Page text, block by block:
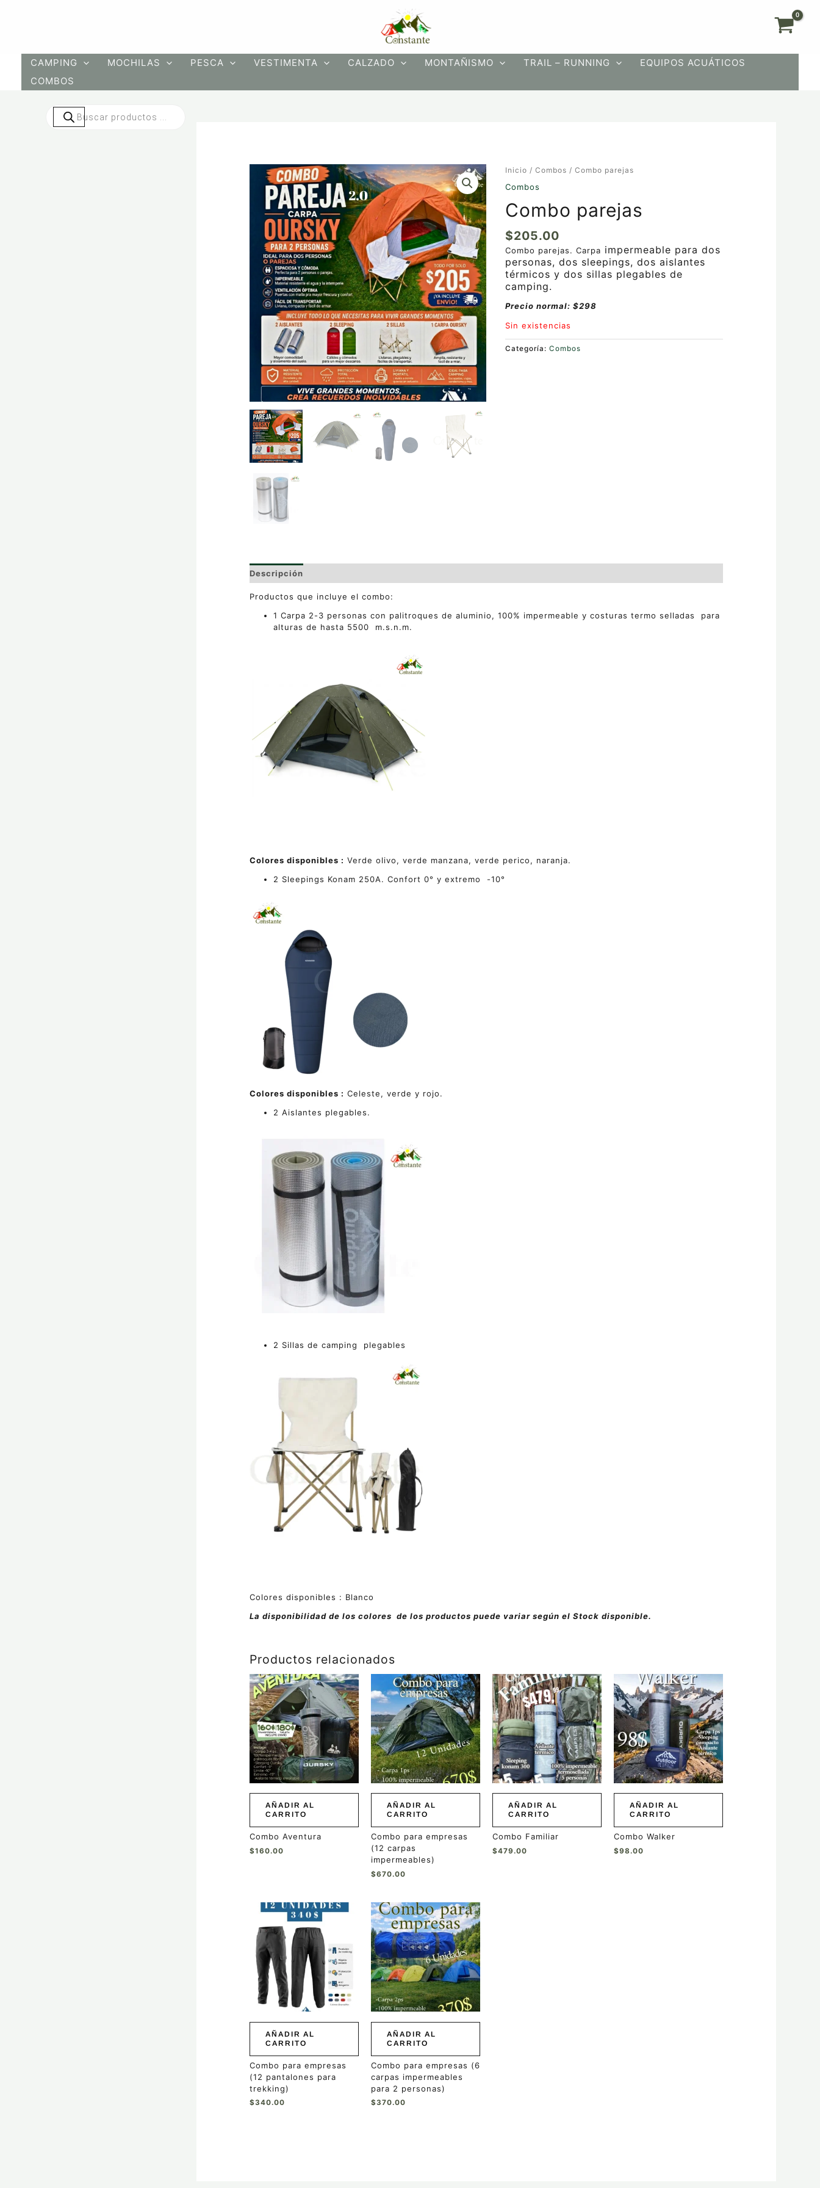
CAMPING MOCHILAS PESCA VESTIMENTA CALZADO MONTAÑISMO TRAIL – RUNNING
EQUIPOS ACUÁTICOS
COMBOS
Búsqueda
productos
Inicio /Combos / Combo parejas
Combos
Combo parejas
$205.00
Combo parejas. Carpa impermeable para dos
personas, dos sleepings, dos aislantes
térmicos y dos sillas plegables de
camping.
Precio normal: $298
Sin existencias
Categoría:Combos
Descripción
Productos que incluye el combo:
1 Carpa 2-3 personas con palitroques de aluminio, 100% impermeable y costuras termo selladas para
alturas de hasta 5500 m.s.n.m.
Colores disponibles : Verde olivo, verde manzana, verde perico, naranja.
2 Sleepings Konam 250A. Confort 0° y extremo -10°
Colores disponibles : Celeste, verde y rojo.
2 Aislantes plegables.
2 Sillas de camping plegables
Colores disponibles : Blanco
La disponibilidad de los colores de los productos puede variar según el Stock disponible.
Productos relacionados
AÑADIR AL
CARRITO
Combo Aventura
$160.00
AÑADIR AL
CARRITO
Combo para empresas
(12 carpas
impermeables)
$670.00
AÑADIR AL
CARRITO
Combo Familiar
$479.00
AÑADIR AL
CARRITO
Combo Walker
$98.00
AÑADIR AL
CARRITO
Combo para empresas
(12 pantalones para
trekking)
$340.00
AÑADIR AL
CARRITO
Combo para empresas (6
carpas impermeables
para 2 personas)
$370.00